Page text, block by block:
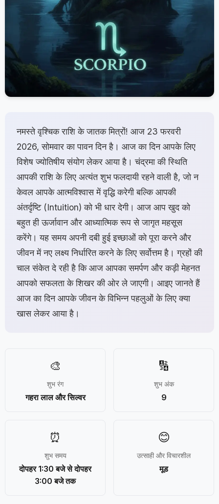
नमस्ते वृश्चिक राशि के जातक मित्रों! आज 23 फरवरी
2026, सोमवार का पावन दिन है। आज का दिन आपके लिए
विशेष ज्योतिषीय संयोग लेकर आया है। चंद्रमा की स्थिति
आपकी राशि के लिए अत्यंत शुभ फलदायी रहने वाली है, जो न
केवल आपके आत्मविश्वास में वृद्धि करेगी बल्कि आपकी
अंतर्दृष्टि (Intuition) को भी धार देगी। आज आप खुद को
बहुत ही ऊर्जावान और आध्यात्मिक रूप से जागृत महसूस
करेंगे। यह समय अपनी दबी हुई इच्छाओं को पूरा करने और
जीवन में नए लक्ष्य निर्धारित करने के लिए सर्वोत्तम है। ग्रहों की
चाल संकेत दे रही है कि आज आपका समर्पण और कड़ी मेहनत
आपको सफलता के शिखर की ओर ले जाएगी। आइए जानते हैं
आज का दिन आपके जीवन के विभिन्न पहलुओं के लिए क्या
खास लेकर आया है।
🎨
शुभ रंग
गहरा लाल और सिल्वर
🔢
शुभ अंक
9
⏰
शुभ समय
दोपहर 1:30 बजे से दोपहर
3:00 बजे तक
😊
उत्साही और विचारशील
मूड